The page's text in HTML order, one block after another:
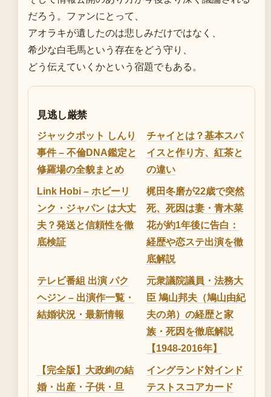
だろう。ファンにとって、
アオラキが遺したのは悲しみだけではなく、
希少な白毛馬という存在をどう守り、
どう伝えていくかという宿題でもある。
見逃し厳禁
ジャックポット しんり
事件 – 不倫DNA鑑定と
修羅場の全貌まとめ
チャイとは？基本スパ
イスと作り方、紅茶と
の違い
Link Hobi – ホビーリ
ンク・ジャパン は大丈
夫？発送と信頼性を徹
底検証
梶田冬磨が22歳で突然
死、死因は妻・青木菜
花が約1年後に告白：
経歴や恋ステ出演を徹
底解説
テレビ番組 出演 パク
ヘジン – 出演作一覧・
結婚状況・最新情報
元衆議院議員・法務大
臣 鳩山邦夫（鳩山由紀
夫の弟）の経歴と家
族・死因を徹底解説
【1948-2016年】
【完全版】大政絢の結
婚・出産・子供・旦
イングランド対インド
テストスコアカード